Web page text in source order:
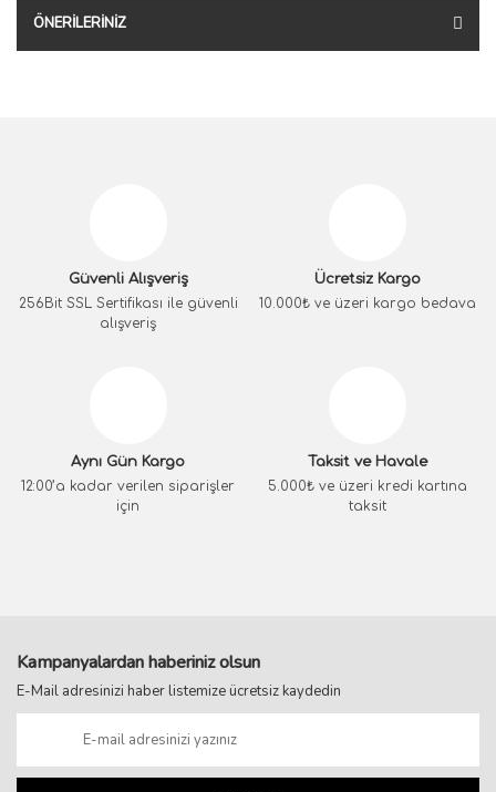
ÖNERILERINIZ
Güvenli Alışveriş
256Bit SSL Sertifikası ile güvenli
alışveriş
Ücretsiz Kargo
10.000₺ ve üzeri kargo bedava
Aynı Gün Kargo
12:00’a kadar verilen siparişler
için
Taksit ve Havale
5.000₺ ve üzeri kredi kartına
taksit
Kampanyalardan haberiniz olsun
E-Mail adresinizi haber listemize ücretsiz kaydedin